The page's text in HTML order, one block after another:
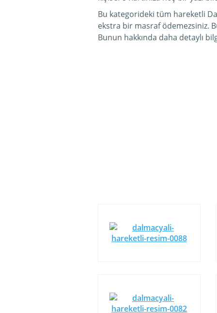
Bu kategorideki tüm hareketli
ekstra bir masraf ödemezsiniz.
Bunun hakkında daha detaylı